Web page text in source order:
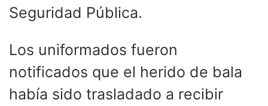
Seguridad Pública.
Los uniformados fueron
notificados que el herido de bala
había sido trasladado a recibir